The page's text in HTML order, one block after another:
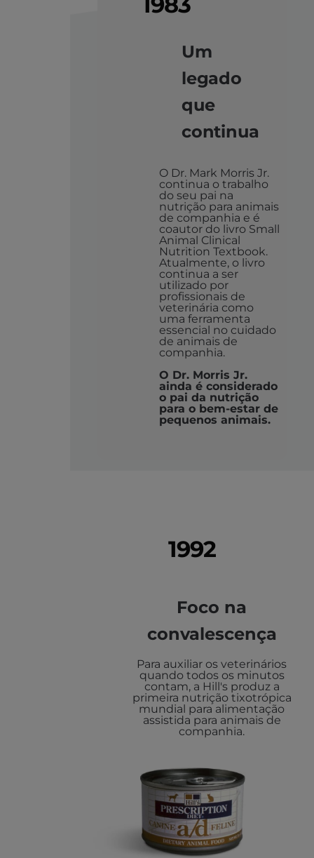
Um
legado
que
continua
O Dr. Mark Morris Jr.
continua o trabalho
do seu pai na
nutrição para animais
de companhia e é
coautor do livro Small
Animal Clinical
Nutrition Textbook.
Atualmente, o livro
continua a ser
utilizado por
profissionais de
veterinária como
uma ferramenta
essencial no cuidado
de animais de
companhia.
O Dr. Morris Jr.
ainda é considerado
o pai da nutrição
para o bem-estar de
pequenos animais.
1992
Foco na
convalescença
Para auxiliar os veterinários
quando todos os minutos
contam, a Hill's produz a
primeira nutrição tixotrópica
mundial para alimentação
assistida para animais de
companhia.